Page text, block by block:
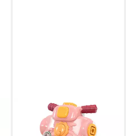
COSTWAY
Lauflernwagen 3 in 1
Lauflernhilfe, mit Lichtern &